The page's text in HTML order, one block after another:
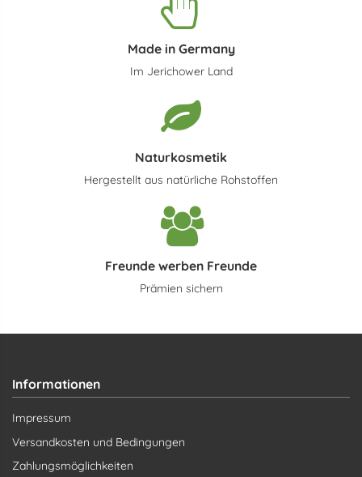
Made in Germany
Im Jerichower Land
Naturkosmetik
Hergestellt aus natürliche Rohstoffen
Freunde werben Freunde
Prämien sichern
Informationen
Impressum
Versandkosten und Bedingungen
Zahlungsmöglichkeiten